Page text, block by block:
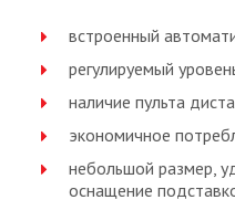
встроенный
регулируемый
наличие пульта
экономичное
небольшой размер,
оснащение